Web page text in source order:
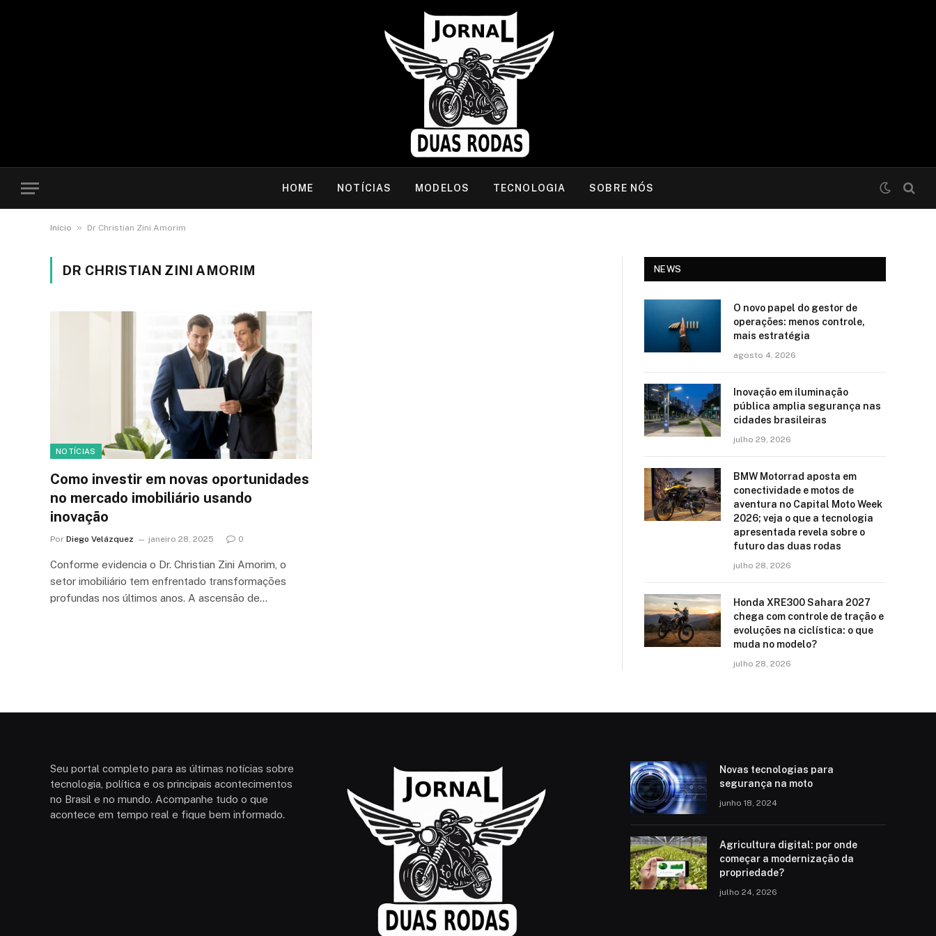
HOME NOTÍCIAS MODELOS TECNOLOGIA SOBRE NÓS
Início » Dr Christian Zini Amorim
DR CHRISTIAN ZINI AMORIM
NOTÍCIAS
Como investir em novas oportunidades
no mercado imobiliário usando
inovação
Por Diego Velázquez janeiro 28, 2025 0
Conforme evidencia o Dr. Christian Zini Amorim, o
setor imobiliário tem enfrentado transformações
profundas nos últimos anos. A ascensão de…
NEWS
O novo papel do gestor de
operações: menos controle,
mais estratégia
agosto 4, 2026
Inovação em iluminação
pública amplia segurança nas
cidades brasileiras
julho 29, 2026
BMW Motorrad aposta em
conectividade e motos de
aventura no Capital Moto Week
2026; veja o que a tecnologia
apresentada revela sobre o
futuro das duas rodas
julho 28, 2026
Honda XRE300 Sahara 2027
chega com controle de tração e
evoluções na ciclística: o que
muda no modelo?
julho 28, 2026
Seu portal completo para as últimas notícias sobre
tecnologia, política e os principais acontecimentos
no Brasil e no mundo. Acompanhe tudo o que
acontece em tempo real e fique bem informado.
Novas tecnologias para
segurança na moto
junho 18, 2024
Agricultura digital: por onde
começar a modernização da
propriedade?
julho 24, 2026